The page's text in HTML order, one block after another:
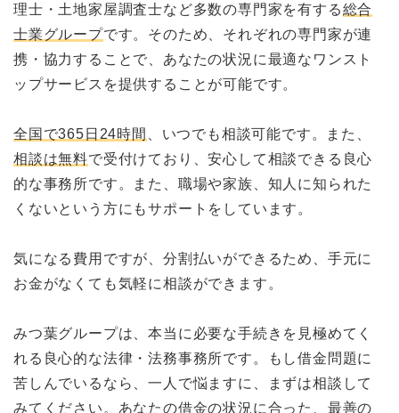
理士・土地家屋調査士など多数の専門家を有する総合
士業グループです。そのため、それぞれの専門家が連
携・協力することで、あなたの状況に最適なワンスト
ップサービスを提供することが可能です。
全国で365日24時間
、いつでも相談可能です。また、
相談は無料で受付けており、安心して相談できる良心
的な事務所です。また、職場や家族、知人に知られた
くないという方にもサポートをしています。
気になる費用ですが、分割払いができるため、手元に
お金がなくても気軽に相談ができます。
みつ葉グループは、本当に必要な手続きを見極めてく
れる良心的な法律・法務事務所です。もし借金問題に
苦しんでいるなら、一人で悩ますに、まずは相談して
みてください。あなたの借金の状況に合った、最善の